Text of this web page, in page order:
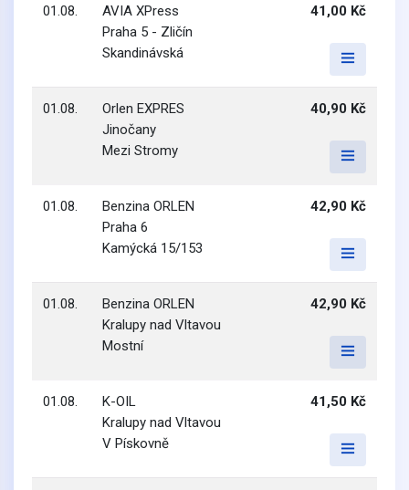
01.08.
AVIA XPress
Praha 5 - Zličín
Skandinávská
41,00 Kč
01.08.
Orlen EXPRES
Jinočany
Mezi Stromy
40,90 Kč
01.08.
Benzina ORLEN
Praha 6
Kamýcká 15/153
42,90 Kč
01.08.
Benzina ORLEN
Kralupy nad Vltavou
Mostní
42,90 Kč
01.08.
K-OIL
Kralupy nad Vltavou
V Pískovně
41,50 Kč